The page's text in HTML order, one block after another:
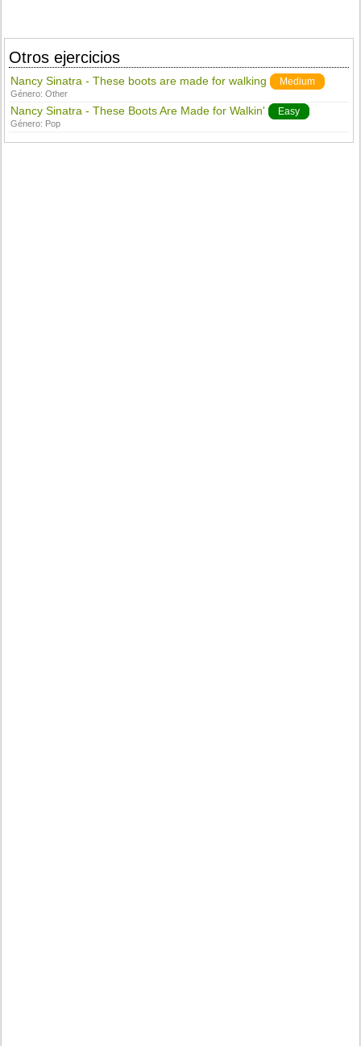
Otros ejercicios
Nancy Sinatra - These boots are made for walking Medium
Género:Other
Nancy Sinatra - These Boots Are Made for Walkin' Easy
Género: Pop